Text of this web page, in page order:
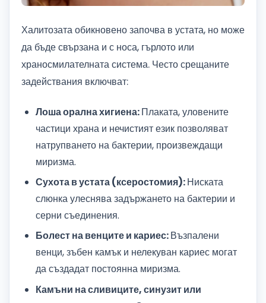
Халитозата обикновено започва в устата, но може
да бъде свързана и с носа, гърлото или
храносмилателната система. Често срещаните
задействания включват:
Лоша орална хигиена:Плаката, уловените
частици храна и нечистият език позволяват
натрупването на бактерии, произвеждащи
миризма.
Сухота в устата (ксеростомия):Ниската
слюнка улеснява задържането на бактерии и
серни съединения.
Болест на венците и кариес:Възпалени
венци, зъбен камък и нелекуван кариес могат
да създадат постоянна миризма.
Камъни на сливиците, синузит или